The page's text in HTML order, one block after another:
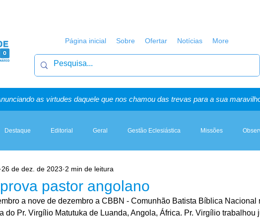
Página inicial Sobre Ofertar Notícias More
as virtudes daquele que nos chamou das trevas para a sua
Destaque Editorial Geral Gestão Eclesiástica Missões
e a Lei Artigos, Sermões & Esboços
pastor angolano
26 de dez. de 2023 2 min de leitura
a nove de dezembro a CBBN - Comunhão Batista Bíblica Nacional
do Pr. Virgílio Matutuka de Luanda, Angola, África. Pr. Virgílio trabalhou